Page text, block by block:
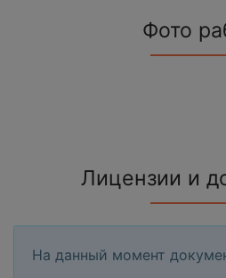
Фото
Лицензии и
На данный момент